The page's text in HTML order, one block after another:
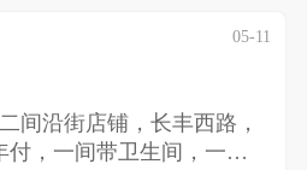
05-11
间沿街店铺，长丰西路，
付，一间带卫生间，一间